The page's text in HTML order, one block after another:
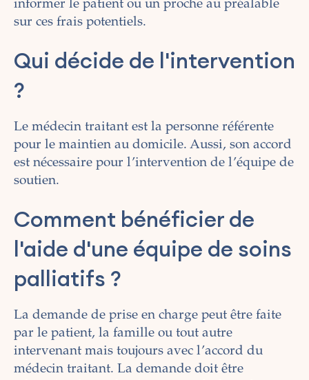
informer le patient ou un proche au préalable
sur ces frais potentiels.
Qui décide de l'intervention
?
Le médecin traitant est la personne référente
pour le maintien au domicile. Aussi, son accord
est nécessaire pour l’intervention de l’équipe de
soutien.
Comment bénéficier de
l'aide d'une équipe de soins
palliatifs ?
La demande de prise en charge peut être faite
par le patient, la famille ou tout autre
intervenant mais toujours avec l’accord du
médecin traitant. La demande doit être